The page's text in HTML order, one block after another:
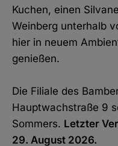
Kuchen, einen
Weinberg unterhalb
hier in neuem
genießen.
Die Filiale des
Hauptwachstraße 9
Sommers. Letzter
29. August 2026.